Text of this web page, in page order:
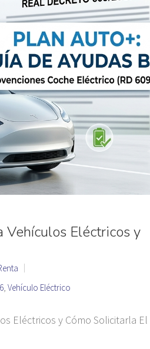
Vehículos Eléctricos y
, Vehículo Eléctrico
Eléctricos y Cómo Solicitarla El